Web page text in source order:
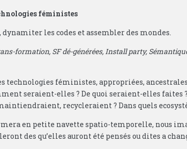
féministes
les codes et assembler des mondes.
formation, SF dé-générées, Install party,
technologies féministes, appropriées,
seraient-elles ? De quoi seraient-elles faites
recycleraient ? Dans quels
en petite navette spatio-temporelle, nous
des qu’elles auront été pensés ou dites a